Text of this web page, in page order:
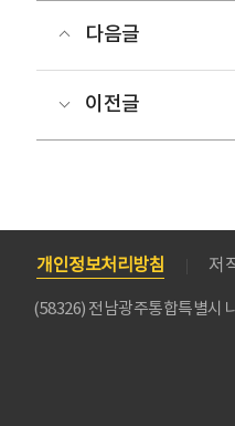
다음글
이전글
개인정보처리방침 저
(58326) 전남광주통합특별시